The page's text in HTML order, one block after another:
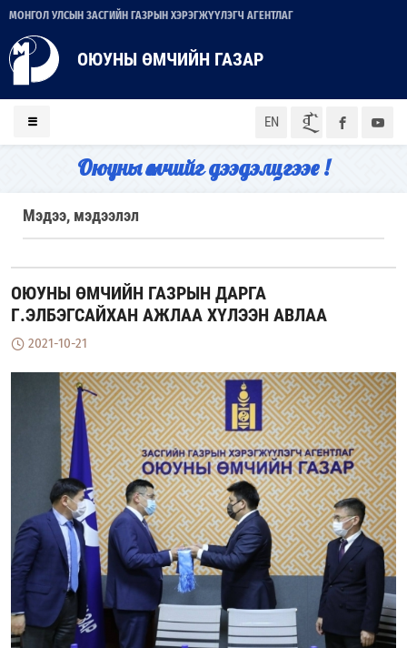
МОНГОЛ УЛСЫН ЗАСГИЙН ГАЗРЫН ХЭРЭГЖҮҮЛЭГЧ АГЕНТЛАГ
ОЮУНЫ ӨМЧИЙН ГАЗАР
EN ᠮᠣᠨ
Оюуны өмчийг дээдэлцгээе !
Мэдээ, мэдээлэл
ОЮУНЫ ӨМЧИЙН ГАЗРЫН ДАРГА
Г.ЭЛБЭГСАЙХАН АЖЛАА ХҮЛЭЭН АВЛАА
2021-10-21